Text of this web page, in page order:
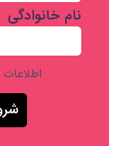
نام خانوادگی